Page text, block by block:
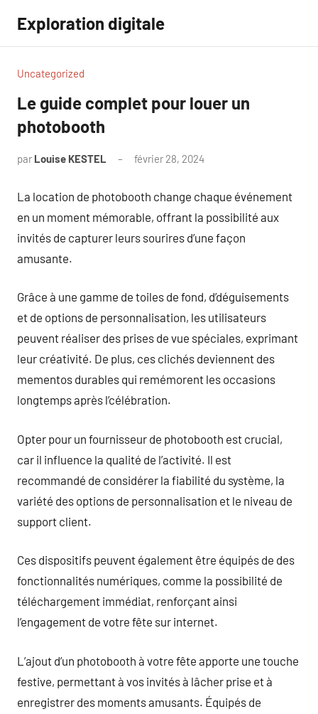
contenu
Exploration digitale
Uncategorized
Le guide complet pour louer un
photobooth
par Louise KESTEL février 28, 2024
La location de photobooth change chaque événement
en un moment mémorable, offrant la possibilité aux
invités de capturer leurs sourires d’une façon
amusante.
Grâce à une gamme de toiles de fond, d’déguisements
et de options de personnalisation, les utilisateurs
peuvent réaliser des prises de vue spéciales, exprimant
leur créativité. De plus, ces clichés deviennent des
mementos durables qui remémorent les occasions
longtemps après l’célébration.
Opter pour un fournisseur de photobooth est crucial,
car il influence la qualité de l’activité. Il est
recommandé de considérer la fiabilité du système, la
variété des options de personnalisation et le niveau de
support client.
Ces dispositifs peuvent également être équipés de des
fonctionnalités numériques, comme la possibilité de
téléchargement immédiat, renforçant ainsi
l’engagement de votre fête sur internet.
L’ajout d’un photobooth à votre fête apporte une touche
festive, permettant à vos invités à lâcher prise et à
enregistrer des moments amusants. Équipés de